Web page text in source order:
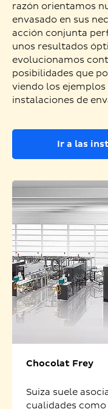
razón orientamos
envasado en sus
acción conjunta
unos resultados
evolucionamos
posibilidades que
viendo los
instalaciones de
Ir a las
Chocolat Frey
Suiza suele
cualidades